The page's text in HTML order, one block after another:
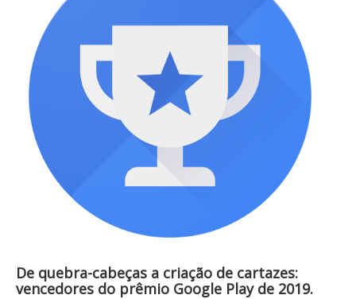
De quebra-cabeças a criação de cartazes:
vencedores do prêmio Google Play de 2019.